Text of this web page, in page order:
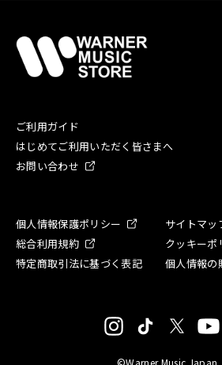
ご利用ガイド
はじめてご利用いただく皆さまへ
お問い合わせ
個人情報保護ポリシー
サイトマッ
総合利用規約
クッキーポ
特定商取引法に基づく表記
個人情報の